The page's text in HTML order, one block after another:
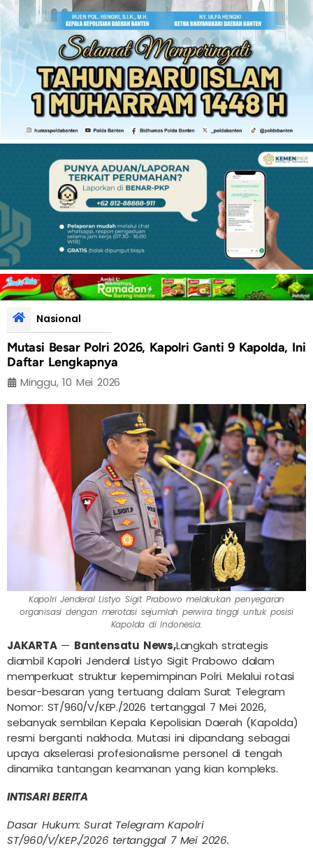
Nasional
Mutasi Besar Polri 2026, Kapolri Ganti 9 Kapolda, Ini
Daftar Lengkapnya
Minggu, 10 Mei 2026
Kapolri Jenderal Listyo Sigit Prabowo melakukan penyegaran
organisasi dengan merotasi sejumlah perwira tinggi untuk posisi
Kapolda di Indonesia.
JAKARTA— Bantensatu News,Langkah strategis
diambil Kapolri Jenderal Listyo Sigit Prabowo dalam
memperkuat struktur kepemimpinan Polri. Melalui rotasi
besar-besaran yang tertuang dalam Surat Telegram
Nomor: ST/960/V/KEP./2026 tertanggal 7 Mei 2026,
sebanyak sembilan Kepala Kepolisian Daerah (Kapolda)
resmi berganti nakhoda. Mutasi ini dipandang sebagai
upaya akselerasi profesionalisme personel di tengah
dinamika tantangan keamanan yang kian kompleks.
INTISARI BERITA
Dasar Hukum: Surat Telegram Kapolri
ST/960/V/KEP./2026 tertanggal 7 Mei 2026.